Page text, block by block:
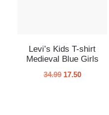
Levi’s Kids T-shirt
Medieval Blue Girls
34.99 17.50